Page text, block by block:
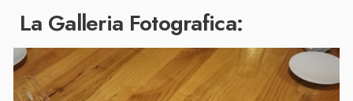
La Galleria Fotografica: